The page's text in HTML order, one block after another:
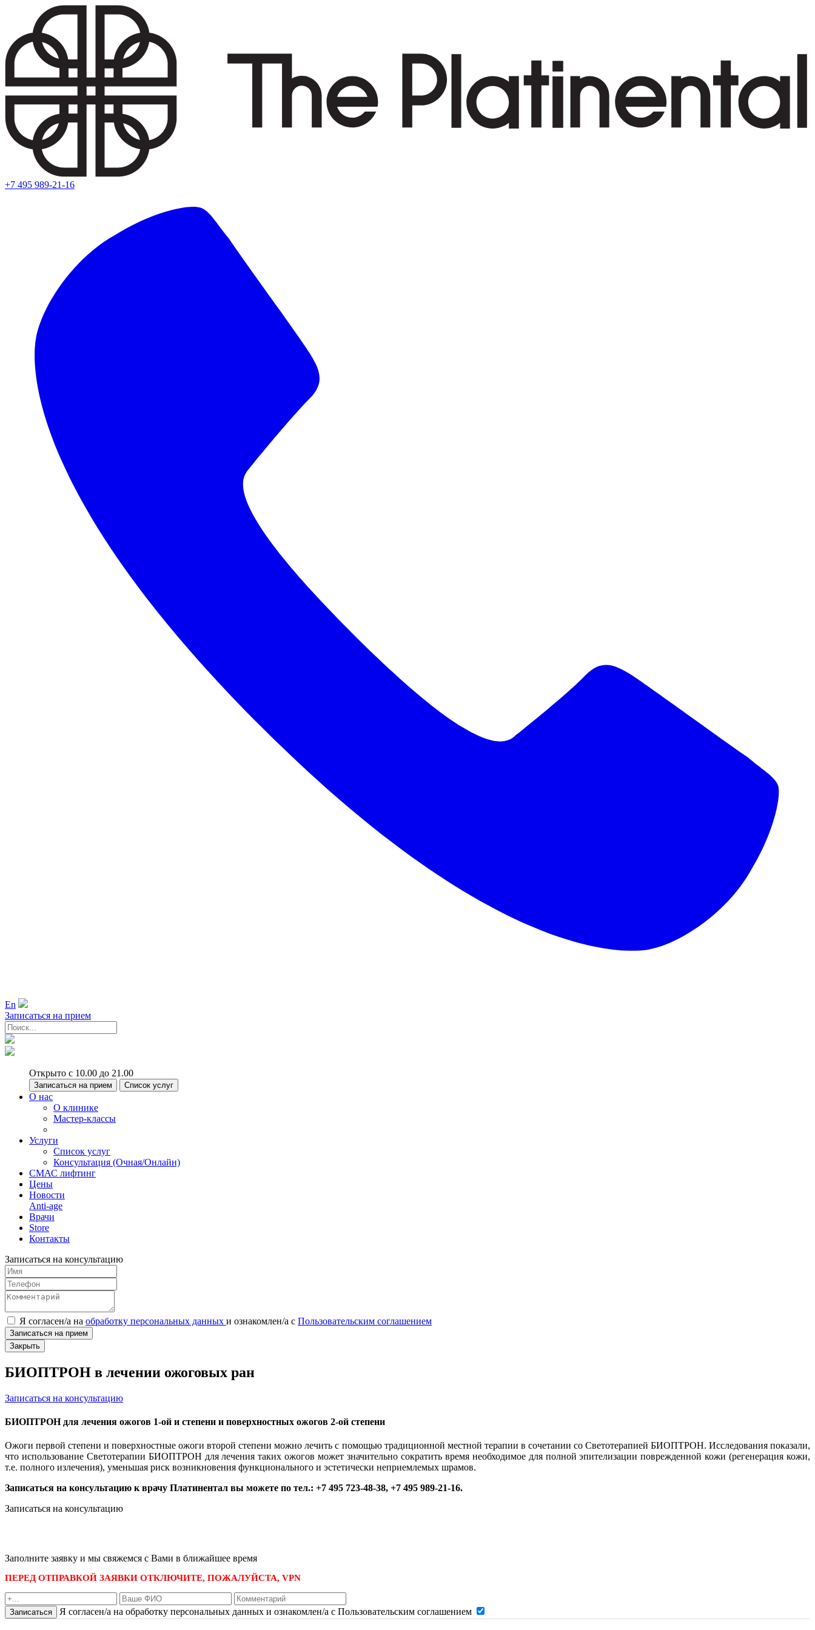
+7 495 989-21-16
En
Записаться на прием
Открыто с 10.00 до 21.00
Записаться на прием Список услуг
О нас
О клинике
Мастер-классы
Услуги
Список услуг
Консультация (Очная/Онлайн)
СМАС лифтинг
Цены
Новости
Anti-age
Врачи
Store
Контакты
Записаться на консультацию
Я согласен/а на обработку персональных данных и ознакомлен/а с Пользовательским соглашением
Записаться на прием
Закрыть
БИОПТРОН в лечении ожоговых ран
Записаться на консультацию
БИОПТРОН для лечения ожогов 1-ой и степени и поверхностных ожогов 2-ой степени
Ожоги первой степени и поверхностные ожоги второй степени можно лечить с помощью традиционной местной терапии в сочетании со Светотерапией БИОПТРОН. Исследования показали,
что использование Светотерапии БИОПТРОН для лечения таких ожогов может значительно сократить время необходимое для полной эпителизации поврежденной кожи (регенерация кожи,
т.е. полного излечения), уменьшая риск возникновения функционального и эстетически неприемлемых шрамов.
Записаться на консультацию к врачу Платинентал вы можете по тел.: +7 495 723-48-38, +7 495 989-21-16.
Записаться на консультацию
Заполните заявку и мы свяжемся с Вами в ближайшее время
ПЕРЕД ОТПРАВКОЙ ЗАЯВКИ ОТКЛЮЧИТЕ, ПОЖАЛУЙСТА, VPN
Записаться Я согласен/а на обработку персональных данных и ознакомлен/а с Пользовательским соглашением